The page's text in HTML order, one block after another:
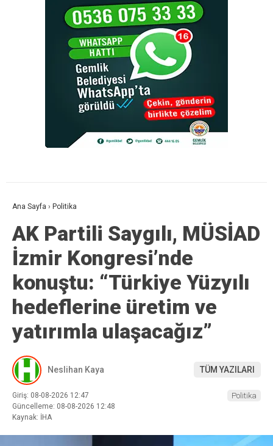
Ana Sayfa › Politika
AK Partili Saygılı, MÜSİAD
İzmir Kongresi’nde
konuştu: “Türkiye Yüzyılı
hedeflerine üretim ve
yatırımla ulaşacağız”
Neslihan Kaya TÜM YAZILARI
Giriş: 08-08-2026 12:47
Güncelleme: 08-08-2026 12:48
Kaynak: İHA
Politika